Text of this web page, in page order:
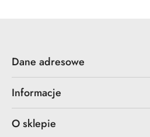
Dane adresowe
Informacje
O sklepie